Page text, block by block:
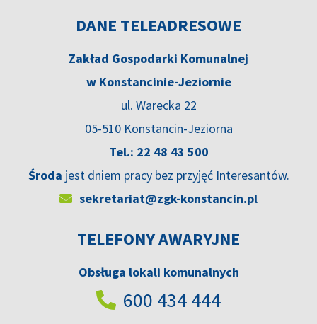
DANE TELEADRESOWE
Zakład Gospodarki Komunalnej
w Konstancinie-Jeziornie
ul. Warecka 22
05-510 Konstancin-Jeziorna
Tel.: 22 48 43 500
Środa jest dniem pracy bez przyjęć Interesantów.
sekretariat@zgk-konstancin.pl
TELEFONY AWARYJNE
Obsługa lokali komunalnych
600 434 444